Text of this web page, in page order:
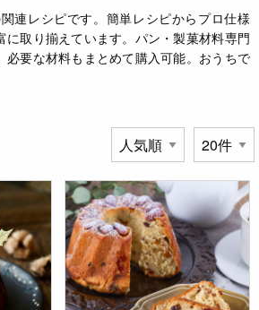
連レシピです。簡単レシピからプロ仕様
に取り揃えています。パン・製菓材料専門
必要な材料もまとめて購入可能。おうちで